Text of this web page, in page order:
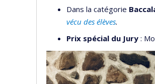
Dans la catégorie
vécu des élèves.
Prix spécial du Jury :